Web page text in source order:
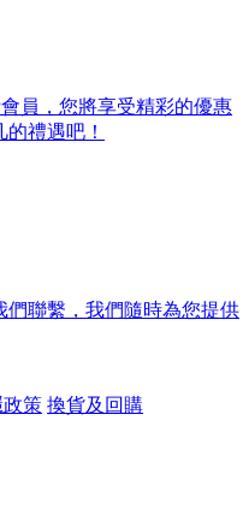
員，您將享受精彩的優惠
禮遇吧！
聯繫，我們隨時為您提供
策 換貨及回購